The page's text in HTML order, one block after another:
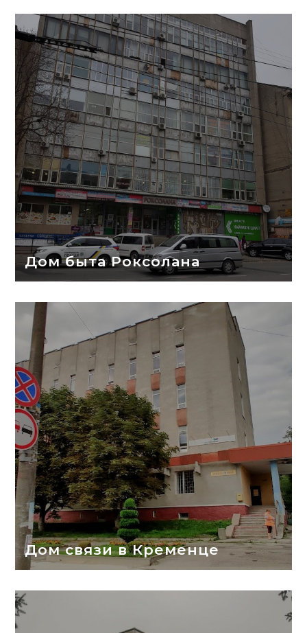
Дом быта Роксолана
Дом связи в Кременце